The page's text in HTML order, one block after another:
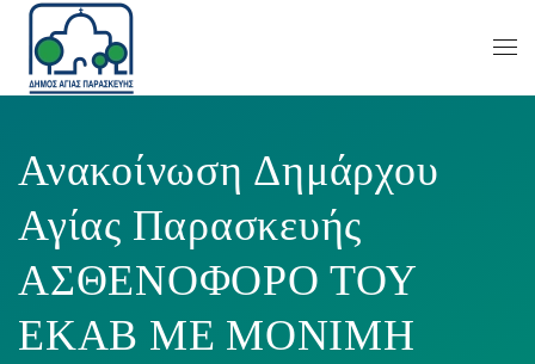
Ανακοίνωση Δημάρχου
Αγίας Παρασκευής
ΑΣΘΕΝΟΦΟΡΟ ΤΟΥ
ΕΚΑΒ ΜΕ ΜΟΝΙΜΗ